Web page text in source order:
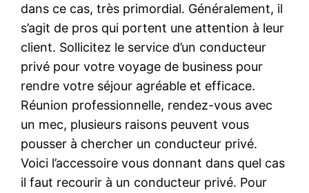
dans ce cas, très primordial. Généralement, il
s’agit de pros qui portent une attention à leur
client. Sollicitez le service d’un conducteur
privé pour votre voyage de business pour
rendre votre séjour agréable et efficace.
Réunion professionnelle, rendez-vous avec
un mec, plusieurs raisons peuvent vous
pousser à chercher un conducteur privé.
Voici l’accessoire vous donnant dans quel cas
il faut recourir à un conducteur privé. Pour